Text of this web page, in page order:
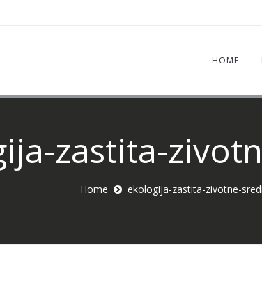
HOME
zastita-
Home ekologija-zastita-zivotne-